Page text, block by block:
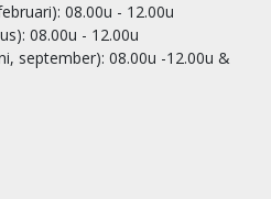
08.00u - 12.00u
08.00u - 12.00u
september): 08.00u -12.00u &